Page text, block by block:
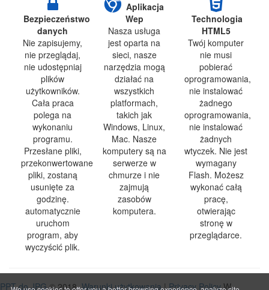
Bezpieczeństwo
danych
Nie zapisujemy,
nie przeglądaj,
nie udostępniaj
plików
użytkowników.
Cała praca
polega na
wykonaniu
programu.
Przesłane pliki,
przekonwertowane
pliki, zostaną
usunięte za
godzinę.
automatycznie
uruchom
program, aby
wyczyścić plik.
Aplikacja
Wep
Nasza usługa
jest oparta na
sieci, nasze
narzędzia mogą
działać na
wszystkich
platformach,
takich jak
Windows, Linux,
Mac. Nasze
komputery są na
serwerze w
chmurze i nie
zajmują
zasobów
komputera.
Technologia
HTML5
Twój komputer
nie musi
pobierać
oprogramowania,
nie instalować
żadnego
oprogramowania,
nie instalować
żadnych
wtyczek. Nie jest
wymagany
Flash. Możesz
wykonać całą
pracę,
otwierając
stronę w
przeglądarce.
PPT do JPG© 2018 Warunki użytkowania|Privacy Policy W